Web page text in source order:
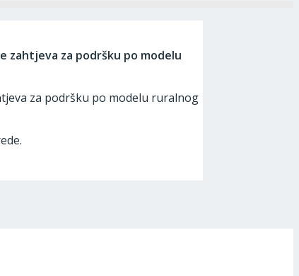
zahtjeva za podršku po modelu
za podršku po modelu ruralnog